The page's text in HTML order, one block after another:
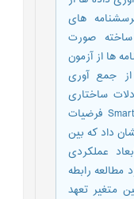
های
ساخته صورت
ها از آزمون
جمع آوری
ساختاری
مبتنی بر واریانس در نرم افزار Smart PLS فرضیات
داد که بین
عملکردی
رابطه
متغیر تعهد